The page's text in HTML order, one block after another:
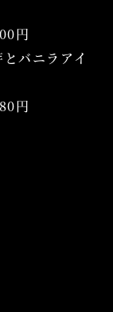
円
バニラアイ
円